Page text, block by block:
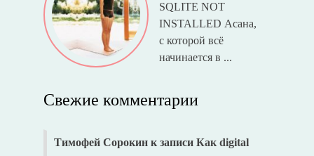
SQLITE NOT
INSTALLED Асана,
с которой всё
начинается в ...
Свежие комментарии
Тимофей Сорокинк записи Как digital